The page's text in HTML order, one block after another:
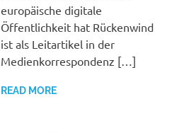
europäische digitale
Öffentlichkeit hat Rückenwind
ist als Leitartikel in der
Medienkorrespondenz […]
READ MORE